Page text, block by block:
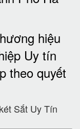
hiệu
Uy tín
theo quyết
Sắt Uy Tín